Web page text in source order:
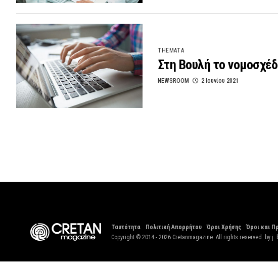
THEMATA
Στη Βουλή το
NEWSROOM 2 Ιουνίου 2021
Ταυτότητα Πολιτική Απορρήτου Όροι Χρήσης
Όροι και
Copyright © 2014 - 2026 Cretanmagazine. All rights reserved. by j.